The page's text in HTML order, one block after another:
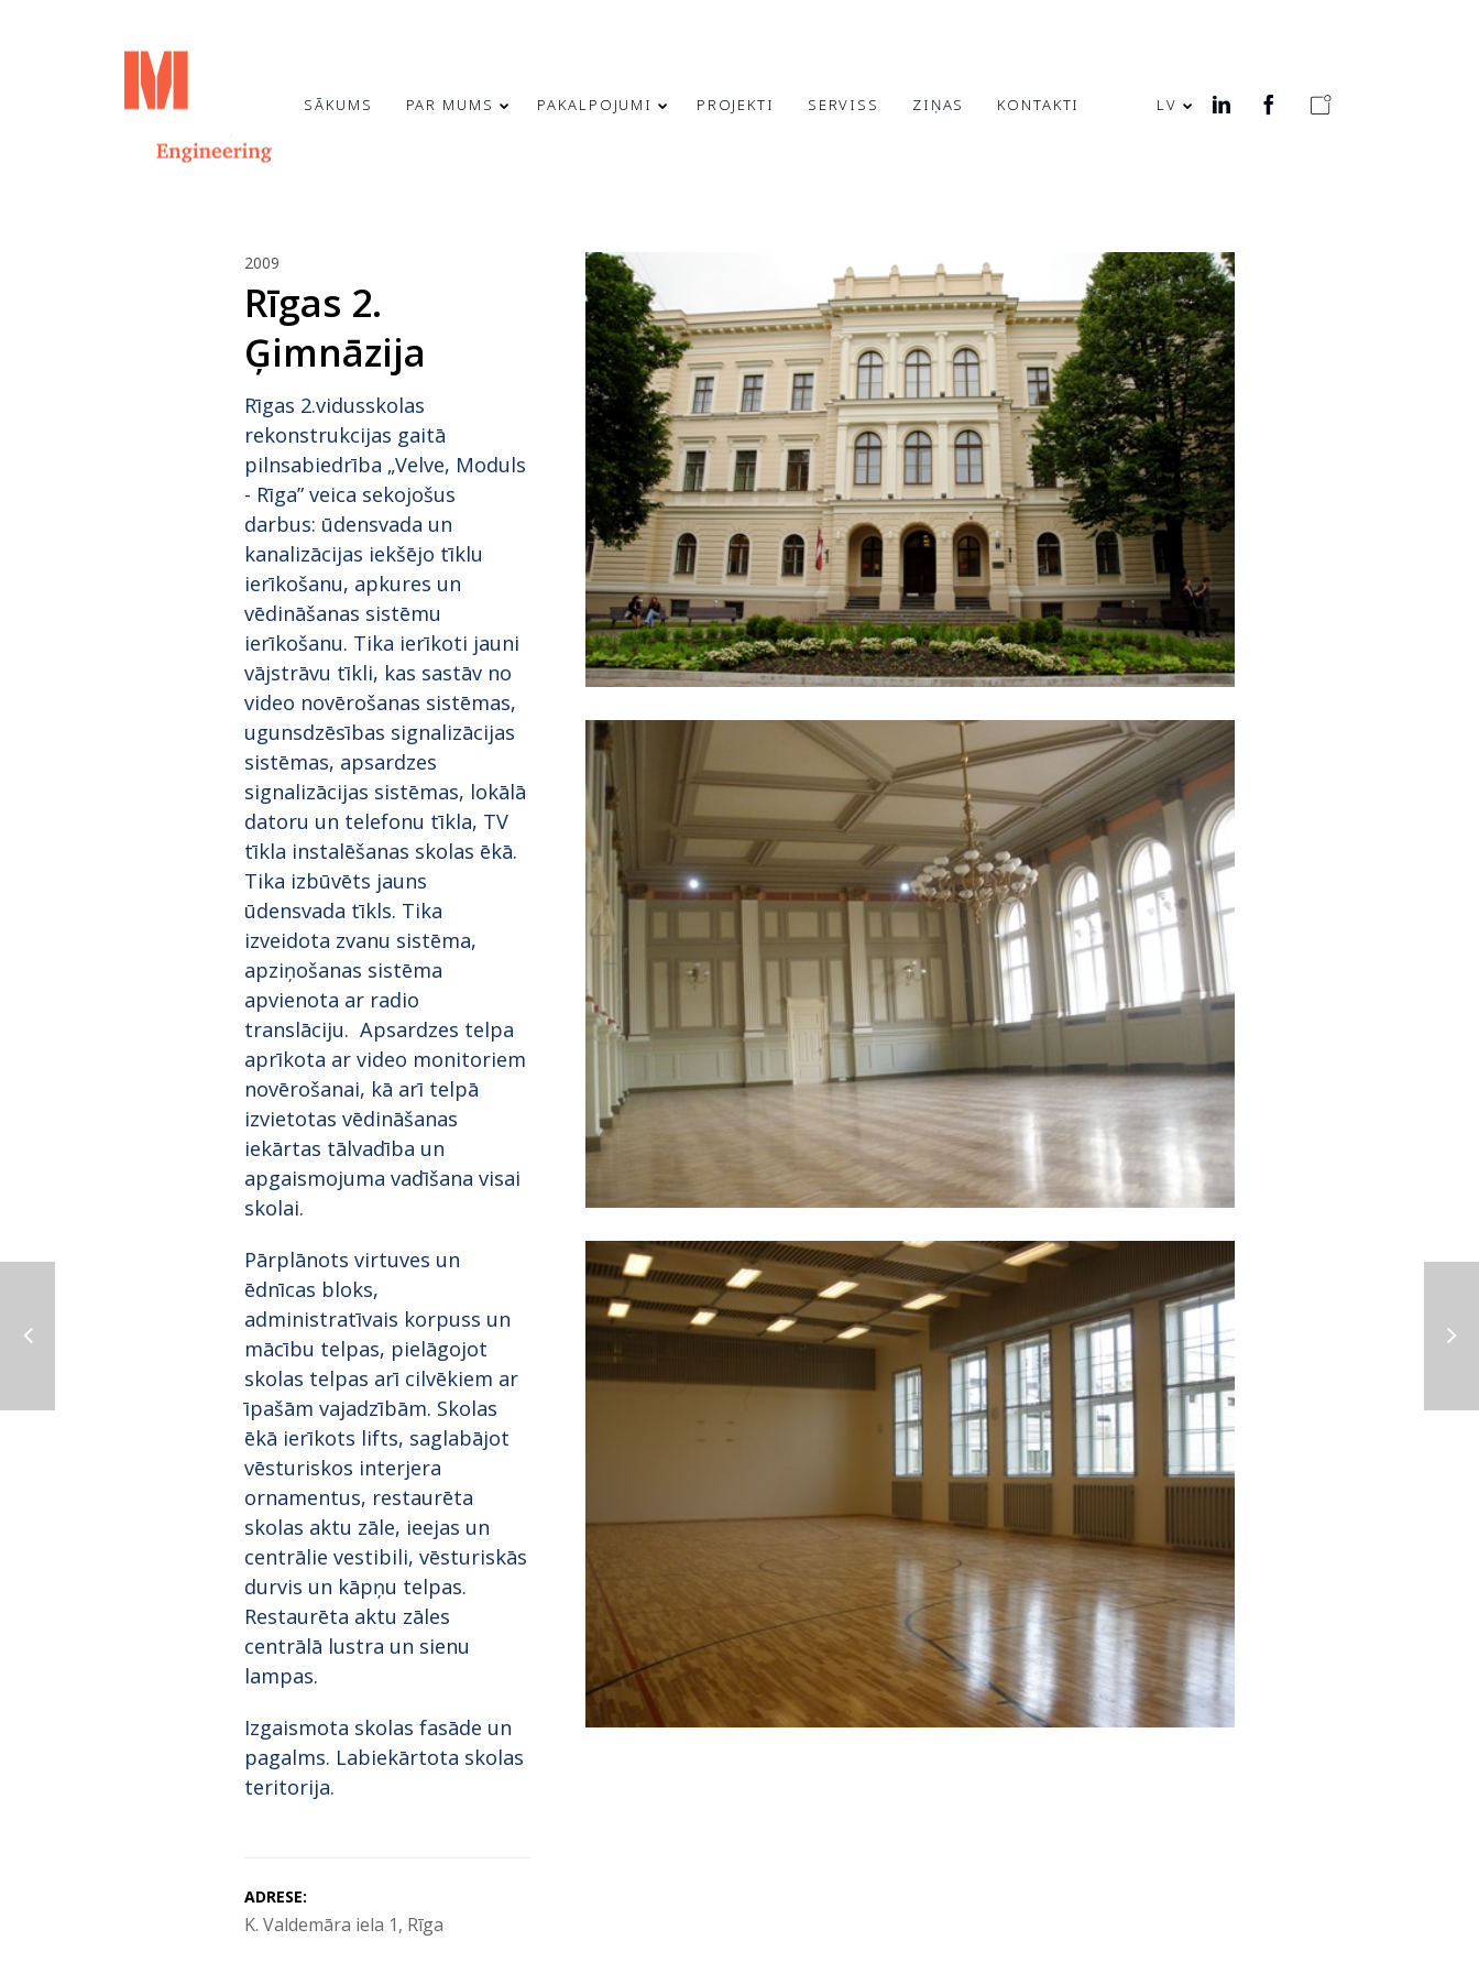
6
2026
BĒRNUDĀRZA
PAMATOS IEMŪRĒTA
KAPSULA AR
VĒSTĪJUMU
NĀKAMAJĀM
PAAUDZĒM
21
MARCH
2025
ATTĪSTĪBA UN
DROŠĪBAS
UZLABOŠANA:
MODULS
ENGINEERING
IEGULDĪJUMS
UGUNSDROŠĪBAS
SISTĒMU IZBŪVĒ
RĪGAS
VALSTSPILSĒTAS
PAŠVALDĪBAS
IZGLĪTĪBAS
IESTĀDĒS
JUNE
2024
PRIECĪGUS LĪGO
SVĒTKUS!
JUNE
2024
ENERGOEFEKTIVITĀTES
PAKALPOJUMI
4
MAY
2024
SVEICAM 4. MAIJA
SVĒTKOS!
9
APRIL
2024
MODULS
ENGINEERING JAUNA
ADRESE
SĀKUMS PAR MUMS PAKALPOJUMI PROJEKTI SERVISS ZIŅAS KONTAKTI LV
2009
Rīgas 2.
Ģimnāzija
Rīgas 2.vidusskolas
rekonstrukcijas gaitā
pilnsabiedrība „Velve, Moduls
- Rīga” veica sekojošus
darbus: ūdensvada un
kanalizācijas iekšējo tīklu
ierīkošanu, apkures un
vēdināšanas sistēmu
ierīkošanu. Tika ierīkoti jauni
vājstrāvu tīkli, kas sastāv no
video novērošanas sistēmas,
ugunsdzēsības signalizācijas
sistēmas, apsardzes
signalizācijas sistēmas, lokālā
datoru un telefonu tīkla, TV
tīkla instalēšanas skolas ēkā.
Tika izbūvēts jauns
ūdensvada tīkls. Tika
izveidota zvanu sistēma,
apziņošanas sistēma
apvienota ar radio
translāciju. Apsardzes telpa
aprīkota ar video monitoriem
novērošanai, kā arī telpā
izvietotas vēdināšanas
iekārtas tālvadība un
apgaismojuma vadīšana visai
skolai.
Pārplānots virtuves un
ēdnīcas bloks,
administratīvais korpuss un
mācību telpas, pielāgojot
skolas telpas arī cilvēkiem ar
īpašām vajadzībām. Skolas
ēkā ierīkots lifts, saglabājot
vēsturiskos interjera
ornamentus, restaurēta
skolas aktu zāle, ieejas un
centrālie vestibili, vēsturiskās
durvis un kāpņu telpas.
Restaurēta aktu zāles
centrālā lustra un sienu
lampas.
Izgaismota skolas fasāde un
pagalms. Labiekārtota skolas
teritorija.
ADRESE:
K. Valdemāra iela 1, Rīga